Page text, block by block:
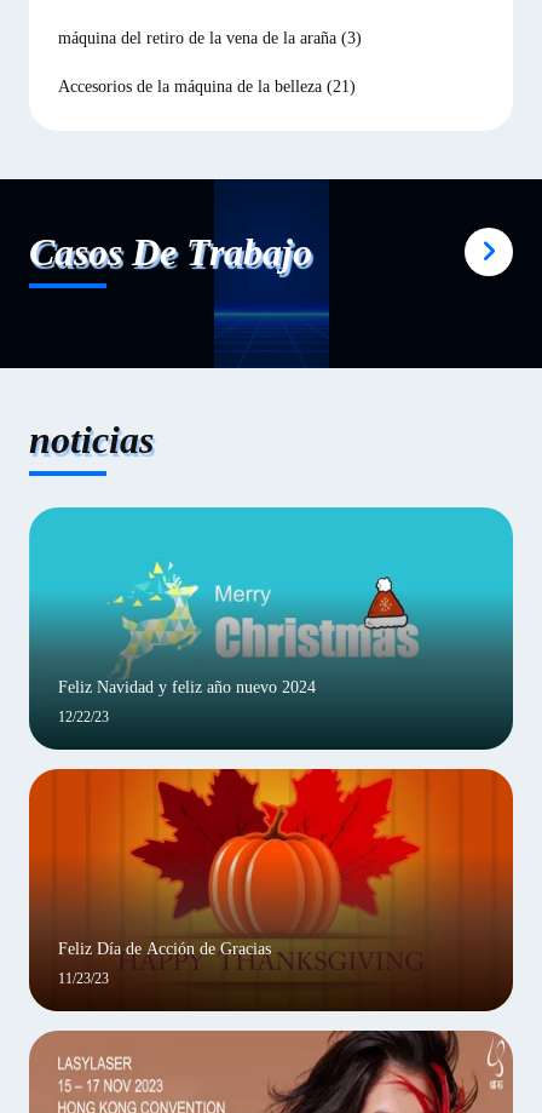
máquina del retiro de la vena de la araña (3)
Accesorios de la máquina de la belleza (21)
Casos De Trabajo
noticias
Feliz Navidad y feliz año nuevo 2024
12/22/23
Feliz Día de Acción de Gracias
11/23/23